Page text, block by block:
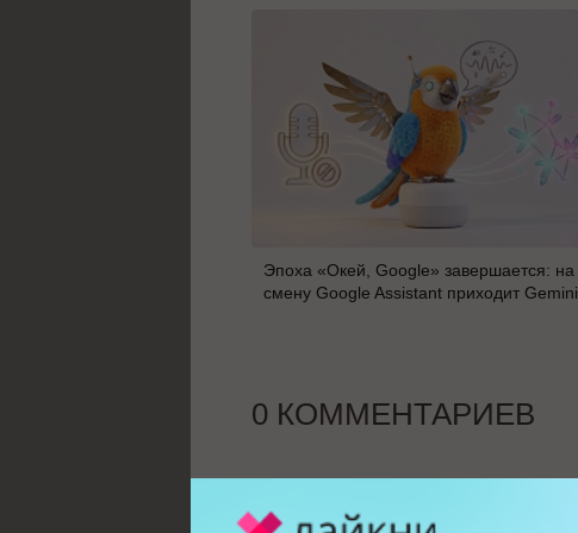
Эпоха «Окей, Google» завершается: на
смену Google Assistant приходит Gemini
0 КОММЕНТАРИЕВ